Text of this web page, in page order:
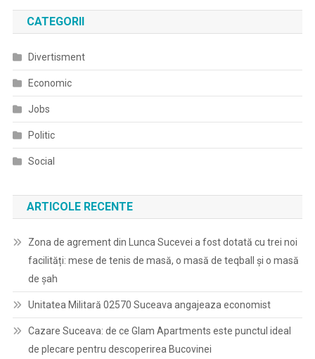
CATEGORII
Divertisment
Economic
Jobs
Politic
Social
ARTICOLE RECENTE
Zona de agrement din Lunca Sucevei a fost dotată cu trei noi
facilități: mese de tenis de masă, o masă de teqball și o masă
de șah
Unitatea Militară 02570 Suceava angajeaza economist
Cazare Suceava: de ce Glam Apartments este punctul ideal
de plecare pentru descoperirea Bucovinei